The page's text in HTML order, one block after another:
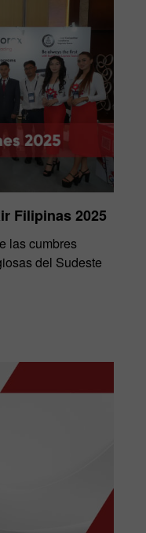
Filipinas 2025
las cumbres
del Sudeste